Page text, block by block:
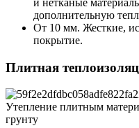
и нетканые
дополнительную
От 10 мм. Жесткие,
покрытие.
Плитная
Утепление плитным
грунту